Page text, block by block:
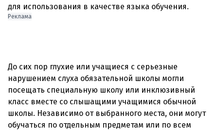
Реклама
До сих пор глухие или учащиеся с серьезные
нарушением слуха обязательной школы могли
посещать специальную школу или инклюзивный
класс вместе со слышащими учащимися обычной
школы. Независимо от выбранного места, они могут
обучаться по отдельным предметам или по всем